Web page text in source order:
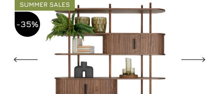
SUMMER SALES
-35%